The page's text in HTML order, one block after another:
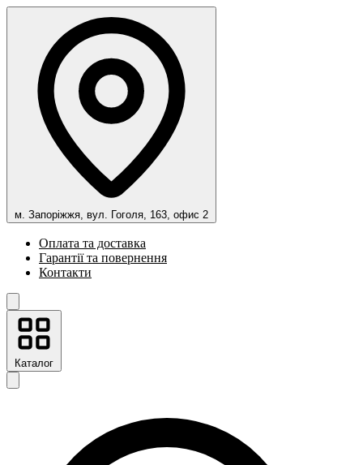
м. Запоріжжя, вул. Гоголя, 163, офис 2
Оплата та доставка
Гарантії та повернення
Контакти
Каталог